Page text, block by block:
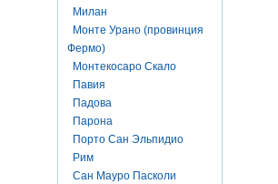
Милан
Монте Урано (провинция
Фермо)
Монтекосаро Скало
Павия
Падова
Парона
Порто Сан Эльпидио
Рим
Сан Мауро Пасколи